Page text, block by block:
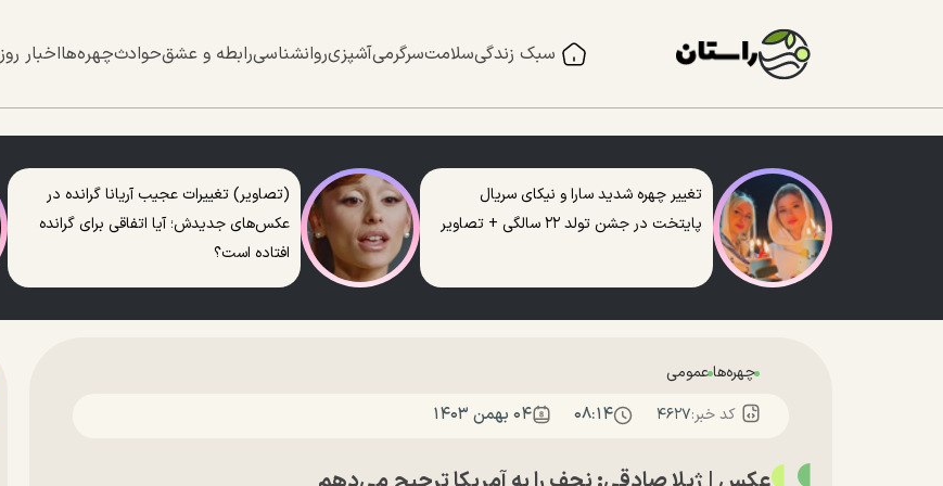
سبک زندگیسلامتسرگرمیآشپزیروانشناسیرابطه و عشقحوادثچهره‌هااخبار روز
تغییر چهره شدید سارا و نیکای سریال
پایتخت در جشن تولد ۲۲ سالگی + تصاویر
(تصاویر) تغییرات عجیب آریانا گرانده در
عکس‌های جدیدش؛ آیا اتفاقی برای گرانده
افتاده است؟
چهره‌هاعمومی
کد خبر:۴۶۲۷ ۰۸:۱۴ ۰۴ بهمن ۱۴۰۳